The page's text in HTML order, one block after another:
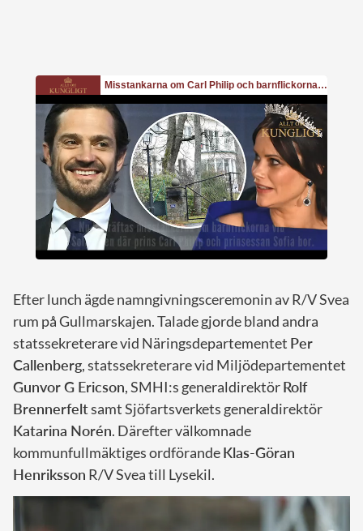
Efter lunch ägde namngivningsceremonin av R/V Svea
rum på Gullmarskajen. Talade gjorde bland andra
statssekreterare vid Näringsdepartementet Per
Callenberg, statssekreterare vid Miljödepartementet
Gunvor G Ericson, SMHI:s generaldirektörRolf
Brennerfeltsamt Sjöfartsverkets generaldirektör
Katarina Norén. Därefter välkomnade
kommunfullmäktiges ordförandeKlas-Göran
Henriksson R/V Svea till Lysekil.